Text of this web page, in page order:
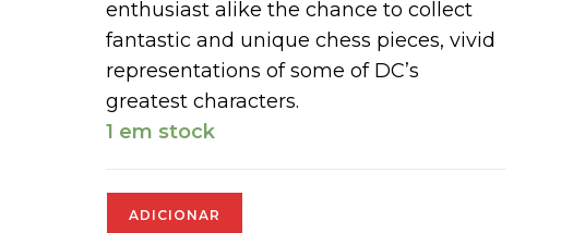
enthusiast alike the chance to collect
fantastic and unique chess pieces, vivid
representations of some of DC’s
greatest characters.
1 em stock
ADICIONAR